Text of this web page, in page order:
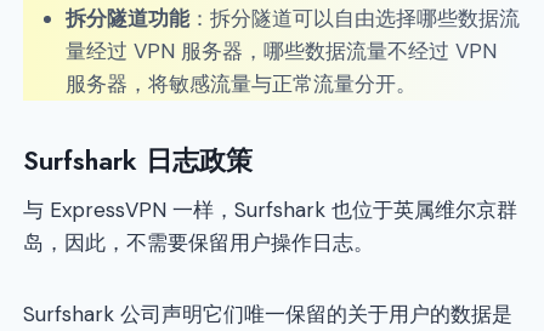
拆分隧道功能：拆分隧道可以自由选择哪些数据流
量经过 VPN 服务器，哪些数据流量不经过 VPN
服务器，将敏感流量与正常流量分开。
Surfshark 日志政策
与 ExpressVPN 一样，Surfshark 也位于英属维尔京群
岛，因此，不需要保留用户操作日志。
Surfshark 公司声明它们唯一保留的关于用户的数据是